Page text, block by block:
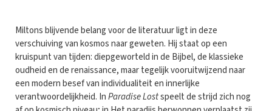
Miltons blijvende belang voor de literatuur ligt in deze
verschuiving van kosmos naar geweten. Hij staat op een
kruispunt van tijden: diepgeworteld in de Bijbel, de klassieke
oudheid en de renaissance, maar tegelijk vooruitwijzend naar
een modern besef van individualiteit en innerlijke
verantwoordelijkheid. InParadise Lostspeelt de strijd zich nog